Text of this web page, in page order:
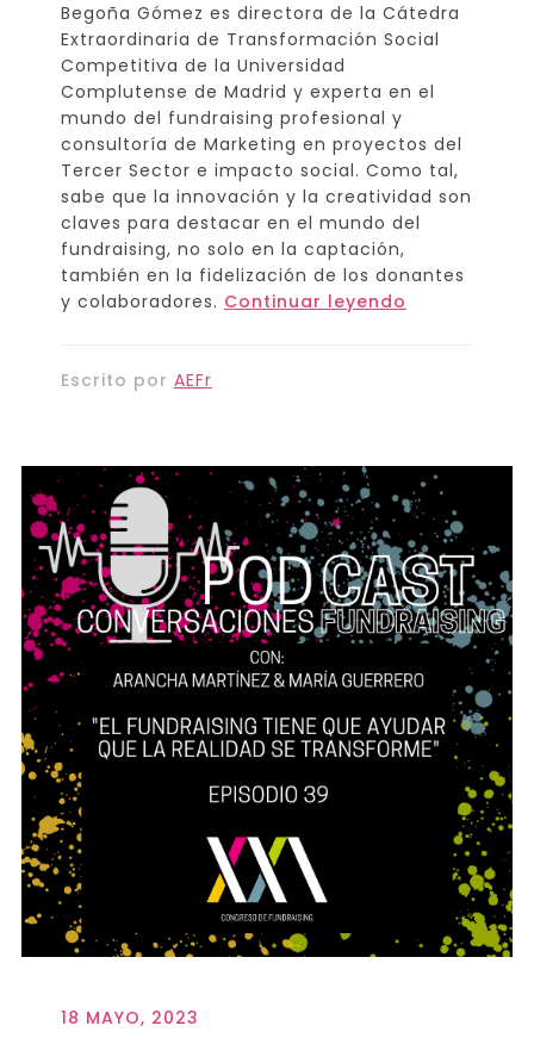
Begoña Gómez es directora de la Cátedra
Extraordinaria de Transformación Social
Competitiva de la Universidad
Complutense de Madrid y experta en el
mundo del fundraising profesional y
consultoría de Marketing en proyectos del
Tercer Sector e impacto social. Como tal,
sabe que la innovación y la creatividad son
claves para destacar en el mundo del
fundraising, no solo en la captación,
también en la fidelización de los donantes
y colaboradores. Continuar leyendo
Escrito por AEFr
18 MAYO, 2023